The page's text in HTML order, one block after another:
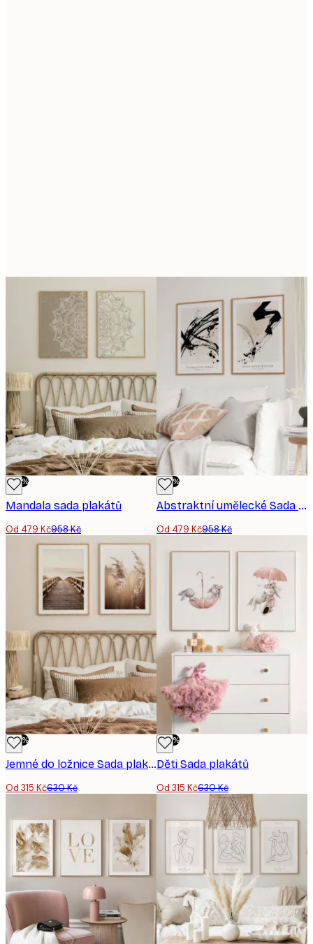
-50%
Mandala sada plakátů
Od 479 Kč958 Kč
-50%
Abstraktní umělecké Sada plakátů
Od 479 Kč958 Kč
-50%
Jemné do ložnice Sada plakátů
Od 315 Kč630 Kč
-50%
Děti Sada plakátů
Od 315 Kč630 Kč